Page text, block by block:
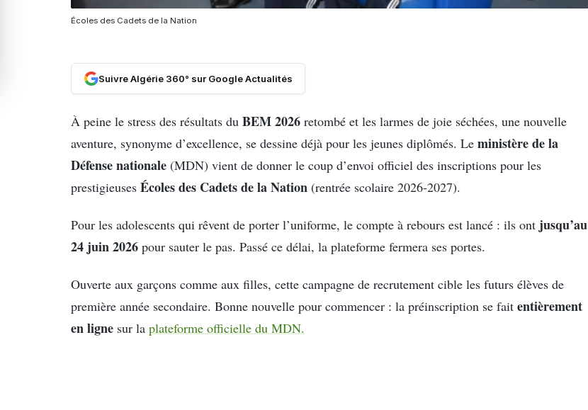
Écoles des Cadets de la Nation
Suivre Algérie 360° sur Google Actualités
À peine le stress des résultats du BEM 2026 retombé et les larmes de joie séchées, une nouvelle
aventure, synonyme d’excellence, se dessine déjà pour les jeunes diplômés. Le ministère de la
Défense nationale (MDN) vient de donner le coup d’envoi officiel des inscriptions pour les
prestigieuses Écoles des Cadets de la Nation (rentrée scolaire 2026-2027).
Pour les adolescents qui rêvent de porter l’uniforme, le compte à rebours est lancé : ils ont jusqu’au
24 juin 2026 pour sauter le pas. Passé ce délai, la plateforme fermera ses portes.
Ouverte aux garçons comme aux filles, cette campagne de recrutement cible les futurs élèves de
première année secondaire. Bonne nouvelle pour commencer : la préinscription se fait entièrement
en ligne sur la plateforme officielle du MDN.